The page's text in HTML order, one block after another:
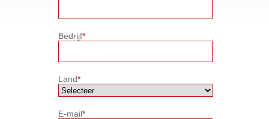
Bedrijf*
Land*
E-mail*